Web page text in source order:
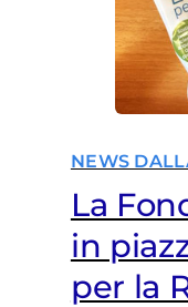
NEWS
La
in
per la